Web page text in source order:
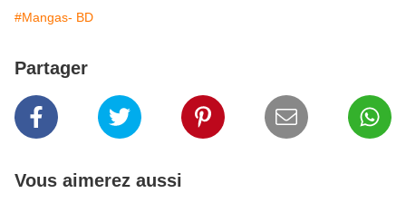
#Mangas- BD
Partager
Vous aimerez aussi